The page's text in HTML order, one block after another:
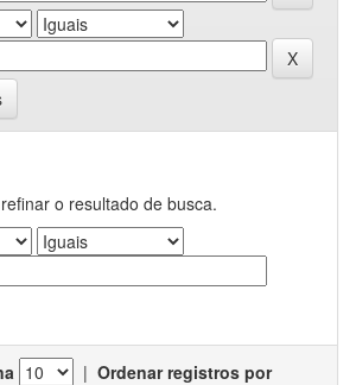
o resultado de busca.
| Ordenar registros por